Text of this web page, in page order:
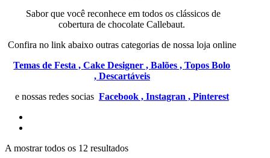
Sabor que você reconhece em todos os clássicos de
cobertura de chocolate Callebaut.
Confira no link abaixo outras categorias de nossa loja online
Temas de Festa ,Cake Designer ,Balões ,Topos Bolo
, Descartáveis
e nossas redes socias Facebook , Instagran , Pinterest
A mostrar todos os 12 resultados